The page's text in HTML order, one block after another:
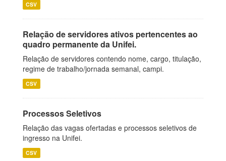
CSV
Relação de servidores ativos pertencentes ao
quadro permanente da Unifei.
Relação de servidores contendo nome, cargo, titulação,
regime de trabalho/jornada semanal, campi.
CSV
Processos Seletivos
Relação das vagas ofertadas e processos seletivos de
ingresso na Unifei.
CSV